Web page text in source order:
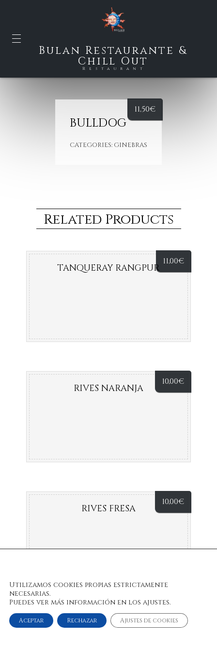
Bulan Restaurante &
Chill Out
Restaurant
BULLDOG
CATEGORIES: GINEBRAS
11,50€
Related Products
11,00€
TANQUERAY RANGPUR
10,00€
RIVES NARANJA
10,00€
RIVES FRESA
Utilizamos cookies propias estrictamente
necesarias.
Puedes ver más información en los ajustes.
Aceptar Rechazar Ajustes de cookies